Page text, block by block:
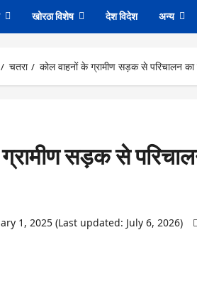
खोरठा विशेष देश विदेश अन्य
चतरा कोल वाहनों के ग्रामीण सड़क से परिचालन का
सड़क से
1, 2025 (Last updated: July 6, 2026)